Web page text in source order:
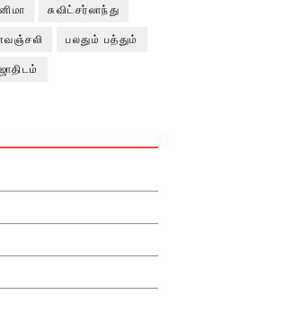
சுவிட்சர்லாந்து
பலதும் பத்தும்